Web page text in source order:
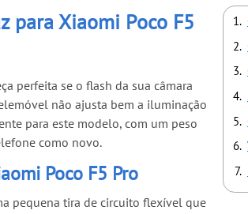
para Xiaomi Poco F5
perfeita se o flash da sua câmara
não ajusta bem a iluminação
para este modelo, com um peso
como novo.
Poco F5 Pro
pequena tira de circuito flexível que